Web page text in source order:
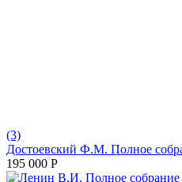
(3)
Достоевский Ф.М. Полное
195 000 Р